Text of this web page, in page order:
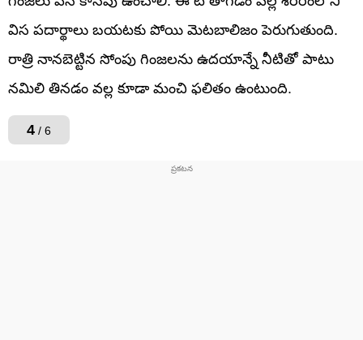
విస పదార్థాలు బయటకు పోయి మెటబాలిజం పెరుగుతుంది.
రాత్రి నానబెట్టిన సోంపు గింజలను ఉదయాన్నే నీటితో పాటు
నమిలి తినడం వల్ల కూడా మంచి ఫలితం ఉంటుంది.
4 / 6